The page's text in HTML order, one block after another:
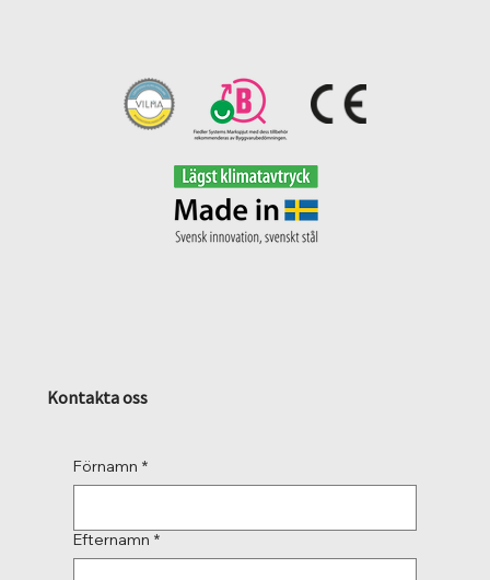
Kontakta oss
Förnamn *
Efternamn *